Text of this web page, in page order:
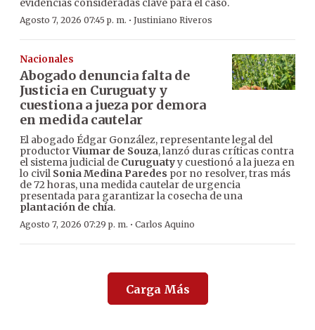
evidencias consideradas clave para el caso.
Agosto 7, 2026 07:45 p. m. · Justiniano Riveros
Nacionales
Abogado denuncia falta de
Justicia en Curuguaty y
cuestiona a jueza por demora
en medida cautelar
El abogado Édgar González, representante legal del
productorViumar de Souza, lanzó duras críticas contra
el sistema judicial de Curuguatyy cuestionó a la jueza en
lo civil Sonia Medina Paredes por no resolver, tras más
de 72 horas, una medida cautelar de urgencia
presentada para garantizar la cosecha de una
plantación de chía.
Agosto 7, 2026 07:29 p. m. · Carlos Aquino
Carga Más